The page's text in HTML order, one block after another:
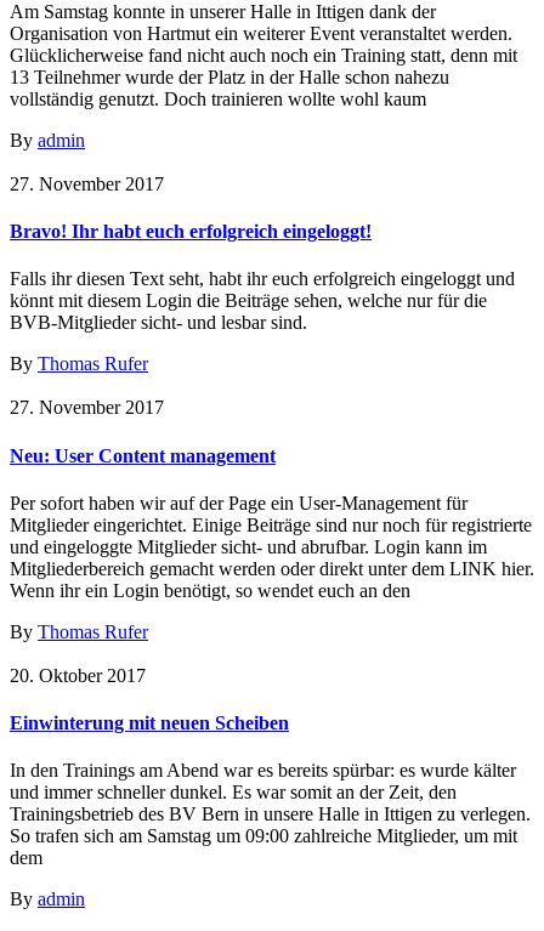
Am Samstag konnte in unserer Halle in Ittigen dank der
Organisation von Hartmut ein weiterer Event veranstaltet werden.
Glücklicherweise fand nicht auch noch ein Training statt, denn mit
13 Teilnehmer wurde der Platz in der Halle schon nahezu
vollständig genutzt. Doch trainieren wollte wohl kaum
By admin
27. November 2017
Bravo! Ihr habt euch erfolgreich eingeloggt!
Falls ihr diesen Text seht, habt ihr euch erfolgreich eingeloggt und
könnt mit diesem Login die Beiträge sehen, welche nur für die
BVB-Mitglieder sicht- und lesbar sind.
By Thomas Rufer
27. November 2017
Neu: User Content management
Per sofort haben wir auf der Page ein User-Management für
Mitglieder eingerichtet. Einige Beiträge sind nur noch für registrierte
und eingeloggte Mitglieder sicht- und abrufbar. Login kann im
Mitgliederbereich gemacht werden oder direkt unter dem LINK hier.
Wenn ihr ein Login benötigt, so wendet euch an den
By Thomas Rufer
20. Oktober 2017
Einwinterung mit neuen Scheiben
In den Trainings am Abend war es bereits spürbar: es wurde kälter
und immer schneller dunkel. Es war somit an der Zeit, den
Trainingsbetrieb des BV Bern in unsere Halle in Ittigen zu verlegen.
So trafen sich am Samstag um 09:00 zahlreiche Mitglieder, um mit
dem
By admin